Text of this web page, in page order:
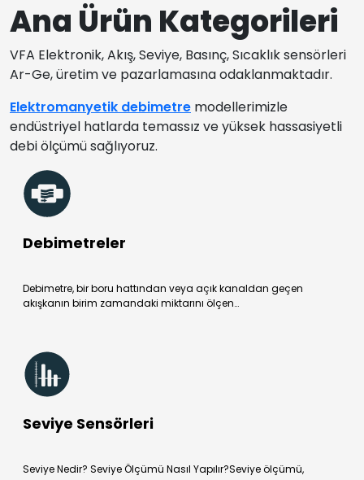
Ana Ürün Kategorileri
VFA Elektronik, Akış, Seviye, Basınç, Sıcaklık sensörleri
Ar-Ge, üretim ve pazarlamasına odaklanmaktadır.
Elektromanyetik debimetre modellerimizle
endüstriyel hatlarda temassız ve yüksek hassasiyetli
debi ölçümü sağlıyoruz.
Debimetreler
Debimetre, bir boru hattından veya açık kanaldan geçen
akışkanın birim zamandaki miktarını ölçen…
Seviye Sensörleri
Seviye Nedir? Seviye Ölçümü Nasıl Yapılır?Seviye ölçümü,